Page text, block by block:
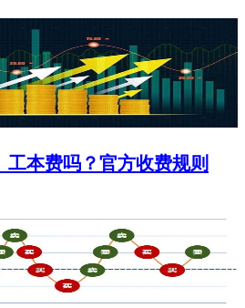
本费吗？官方收费规则